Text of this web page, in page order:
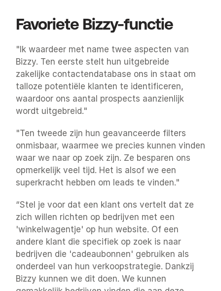
Favoriete Bizzy-functie
"Ik waardeer met name twee aspecten van
Bizzy. Ten eerste stelt hun uitgebreide
zakelijke contactendatabase ons in staat om
talloze potentiële klanten te identificeren,
waardoor ons aantal prospects aanzienlijk
wordt uitgebreid."
"Ten tweede zijn hun geavanceerde filters
onmisbaar, waarmee we precies kunnen vinden
waar we naar op zoek zijn. Ze besparen ons
opmerkelijk veel tijd. Het is alsof we een
superkracht hebben om leads te vinden."
“Stel je voor dat een klant ons vertelt dat ze
zich willen richten op bedrijven met een
'winkelwagentje' op hun website. Of een
andere klant die specifiek op zoek is naar
bedrijven die 'cadeaubonnen' gebruiken als
onderdeel van hun verkoopstrategie. Dankzij
Bizzy kunnen we dit doen. We kunnen